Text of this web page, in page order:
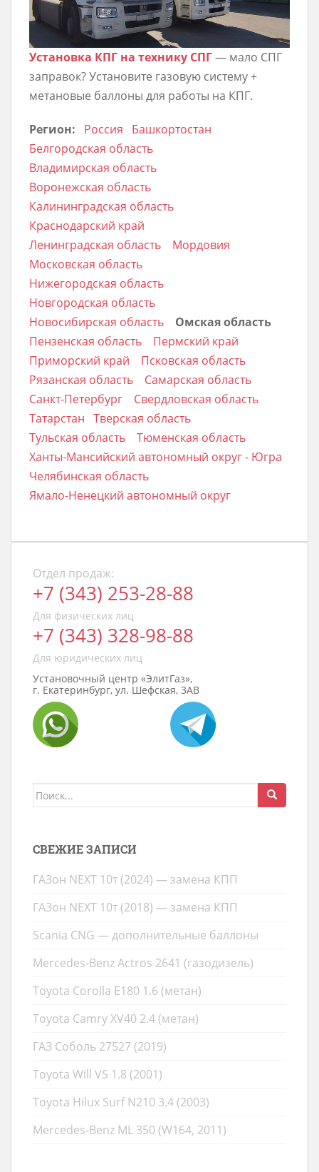
Установка КПГ на технику СПГ— мало СПГ
заправок? Установите газовую систему +
метановые баллоны для работы на КПГ.
Регион: Россия
Башкортостан
Белгородская область
Владимирская область
Воронежская область
Калининградская область
Краснодарский край
Ленинградская область
Мордовия
Московская область
Нижегородская область
Новгородская область
Новосибирская область
Омская область
Пензенская область
Пермский край
Приморский край
Псковская область
Рязанская область
Самарская область
Санкт-Петербург
Свердловская область
Татарстан Тверская область
Тульская область
Тюменская область
Ханты-Мансийский автономный округ - Югра
Челябинская область
Ямало-Ненецкий автономный округ
Отдел продаж:
+7 (343) 253-28-88
Для физических лиц
+7 (343) 328-98-88
Для юридических лиц
Установочный центр «ЭлитГаз»,
г. Екатеринбург, ул. Шефская, 3АВ
Поиск
СВЕЖИЕ ЗАПИСИ
ГАЗон NEXT 10т (2024) — замена КПП
ГАЗон NEXT 10т (2018) — замена КПП
Scania CNG — дополнительные баллоны
Mercedes-Benz Actros 2641 (газодизель)
Toyota Corolla E180 1.6 (метан)
Toyota Camry XV40 2.4 (метан)
ГАЗ Соболь 27527 (2019)
Toyota Will VS 1.8 (2001)
Toyota Hilux Surf N210 3.4 (2003)
Mercedes-Benz ML 350 (W164, 2011)